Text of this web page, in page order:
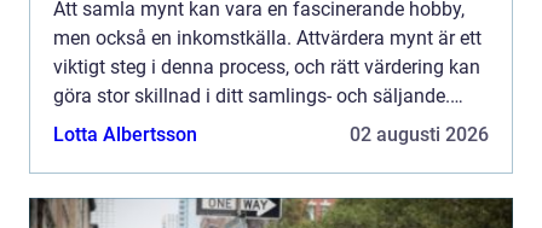
Att samla mynt kan vara en fascinerande hobby,
men också en inkomstkälla. Attvärdera mynt är ett
viktigt steg i denna process, och rätt värdering kan
göra stor skillnad i ditt samlings- och säljande.
Denna art...
Lotta Albertsson 02 augusti 2026